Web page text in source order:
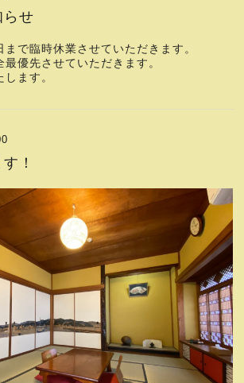
らせ
で臨時休業させていただきます。
優先させていただきます。
ます。
！